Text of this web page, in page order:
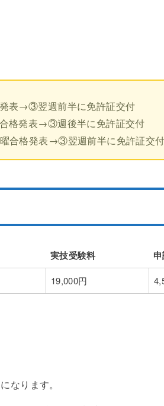
表→③翌週前半に免許証交付
格発表→③週後半に免許証交付
合格発表→③翌週前半に免許証交付
実技受験料
実技受験料
19,000円
なります。